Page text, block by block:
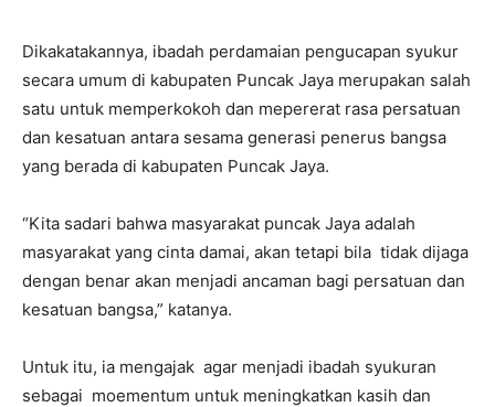
Dikakatakannya, ibadah perdamaian pengucapan syukur
secara umum di kabupaten Puncak Jaya merupakan salah
satu untuk memperkokoh dan mepererat rasa persatuan
dan kesatuan antara sesama generasi penerus bangsa
yang berada di kabupaten Puncak Jaya.
“Kita sadari bahwa masyarakat puncak Jaya adalah
masyarakat yang cinta damai, akan tetapi bila tidak dijaga
dengan benar akan menjadi ancaman bagi persatuan dan
kesatuan bangsa,” katanya.
Untuk itu, ia mengajak agar menjadi ibadah syukuran
sebagai moementum untuk meningkatkan kasih dan